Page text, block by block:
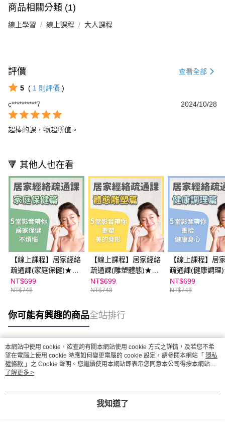
商品相關分類 (1)
線上學習 線上課程 大人課程
評價 查看全部
5 ( 1 則評價 )
c**********7
2024/10/28
超棒的課，物超所值。
🔻 其他人也在看
【線上課程】居家經絡
疏通課(家庭保健)★每
天10分鐘！家庭保健保
養一把罩
NT$699
NT$748
【線上課程】居家經絡
疏通課(雕塑體態)★女
性必備美容課、媽媽必
備健康課
NT$699
NT$748
【線上課程】居
疏通課(健康調
天10分鐘！釋放
半功倍
NT$699
NT$748
你可能有興趣的商品全站排行
熱門標籤
本網站中使用 cookie，欲查詢有關本網站使用 cookie 方式之詳情，及若您不希
望在電腦上使用 cookie 時應如何變更電腦的 cookie 設定，請參閱本網站「 隱私
權條款 」之 Cookie 聲明。您繼續使用本網站即表示您同意本公司得按本網站使
用條款之 Cookie 聲明使用 cookie。
了解更多 >
我知道了